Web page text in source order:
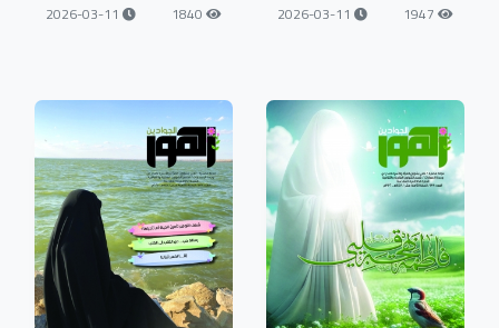
1947
2026-03-11
1840
2026-03-11